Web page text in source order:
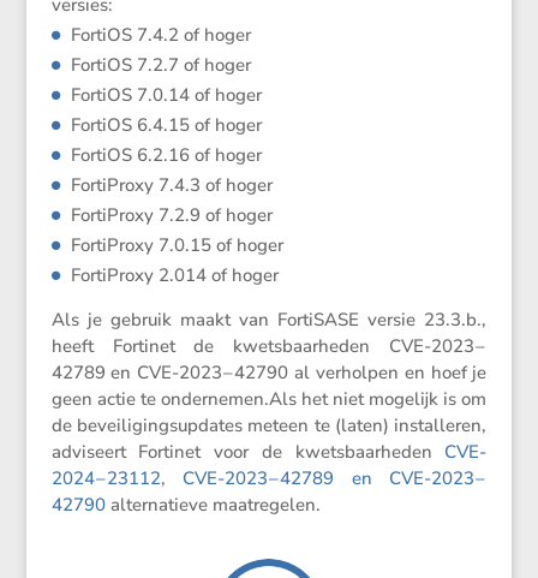
versies:
FortiOS 7.4.2 of hoger
FortiOS 7.2.7 of hoger
FortiOS 7.0.14 of hoger
FortiOS 6.4.15 of hoger
FortiOS 6.2.16 of hoger
Forti­Proxy 7.4.3 of hoger
Forti­Proxy 7.2.9 of hoger
Forti­Proxy 7.0.15 of hoger
Forti­Proxy 2.014 of hoger
Als je gebruik maakt van Forti­SASE versie 23.3.b.,
heeft Fortinet de kwets­baar­heden CVE-2023 –
42789 en CVE-2023 – 42790 al verholpen en hoef je
geen actie te ondernemen.Als het niet mogelijk is om
de bevei­li­ging­sup­dates meteen te (laten) instal­leren,
adviseert Fortinet voor de kwets­baar­heden CVE-
2024 – 23112, CVE-2023 – 42789 en CVE-2023 –
42790alter­na­tieve maatregelen.